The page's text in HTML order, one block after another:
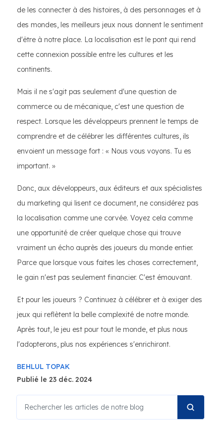
de les connecter à des histoires, à des personnages et à
des mondes, les meilleurs jeux nous donnent le sentiment
d'être à notre place. La localisation est le pont qui rend
cette connexion possible entre les cultures et les
continents.
Mais il ne s'agit pas seulement d'une question de
commerce ou de mécanique, c'est une question de
respect. Lorsque les développeurs prennent le temps de
comprendre et de célébrer les différentes cultures, ils
envoient un message fort : « Nous vous voyons. Tu es
important. »
Donc, aux développeurs, aux éditeurs et aux spécialistes
du marketing qui lisent ce document, ne considérez pas
la localisation comme une corvée. Voyez cela comme
une opportunité de créer quelque chose qui trouve
vraiment un écho auprès des joueurs du monde entier.
Parce que lorsque vous faites les choses correctement,
le gain n'est pas seulement financier. C'est émouvant.
Et pour les joueurs ? Continuez à célébrer et à exiger des
jeux qui reflètent la belle complexité de notre monde.
Après tout, le jeu est pour tout le monde, et plus nous
l'adopterons, plus nos expériences s'enrichiront.
BEHLUL TOPAK
Publié le 23 déc. 2024